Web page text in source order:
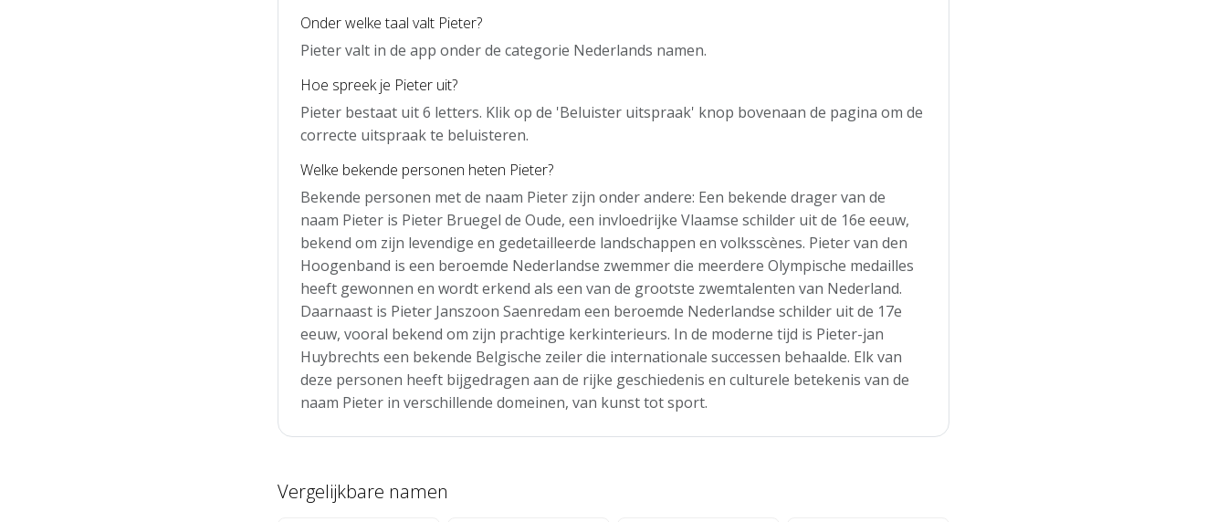
Onder welke taal valt Pieter?
Pieter valt in de app onder de categorie Nederlands namen.
Hoe spreek je Pieter uit?
Pieter bestaat uit 6 letters. Klik op de 'Beluister uitspraak' knop bovenaan de pagina om de
correcte uitspraak te beluisteren.
Welke bekende personen heten Pieter?
Bekende personen met de naam Pieter zijn onder andere: Een bekende drager van de
naam Pieter is Pieter Bruegel de Oude, een invloedrijke Vlaamse schilder uit de 16e eeuw,
bekend om zijn levendige en gedetailleerde landschappen en volksscènes. Pieter van den
Hoogenband is een beroemde Nederlandse zwemmer die meerdere Olympische medailles
heeft gewonnen en wordt erkend als een van de grootste zwemtalenten van Nederland.
Daarnaast is Pieter Janszoon Saenredam een beroemde Nederlandse schilder uit de 17e
eeuw, vooral bekend om zijn prachtige kerkinterieurs. In de moderne tijd is Pieter-jan
Huybrechts een bekende Belgische zeiler die internationale successen behaalde. Elk van
deze personen heeft bijgedragen aan de rijke geschiedenis en culturele betekenis van de
naam Pieter in verschillende domeinen, van kunst tot sport.
Vergelijkbare namen